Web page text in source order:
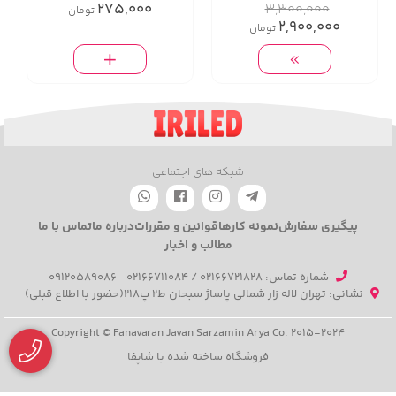
3,300,000
2,900,000 تومان
275,000 تومان
شبکه های اجتماعی
پیگیری سفارشنمونه کارهاقوانین و مقرراتدرباره ماتماس با ما
مطالب و اخبار
شماره تماس‌: 02166721828 / 02166711084
09120589086
نشانی: تهران لاله زار شمالی پاساژ سبحان ط2 پ218(حضور با اطلاع قبلی)
Copyright © Fanavaran Javan Sarzamin Arya Co. 2015-2024
فروشگاه ساخته شده با شاپفا